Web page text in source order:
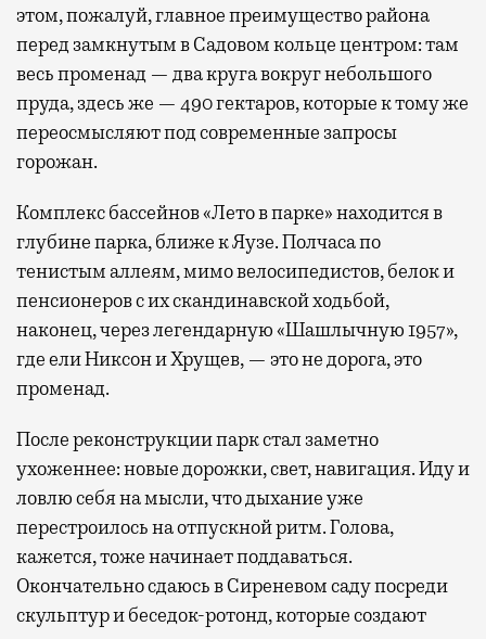
этом, пожалуй, главное преимущество района
перед замкнутым в Садовом кольце центром: там
весь променад — два круга вокруг небольшого
пруда, здесь же — 490 гектаров, которые к тому же
переосмысляют под современные запросы
горожан.
Комплекс бассейнов «Лето в парке» находится в
глубине парка, ближе к Яузе. Полчаса по
тенистым аллеям, мимо велосипедистов, белок и
пенсионеров с их скандинавской ходьбой,
наконец, через легендарную «Шашлычную 1957»,
где ели Никсон и Хрущев, — это не дорога, это
променад.
После реконструкции парк стал заметно
ухоженнее: новые дорожки, свет, навигация. Иду и
ловлю себя на мысли, что дыхание уже
перестроилось на отпускной ритм. Голова,
кажется, тоже начинает поддаваться.
Окончательно сдаюсь в Сиреневом саду посреди
скульптур и беседок-ротонд, которые создают